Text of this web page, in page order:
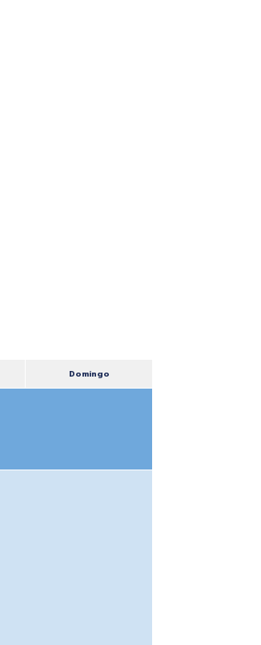
Domingo